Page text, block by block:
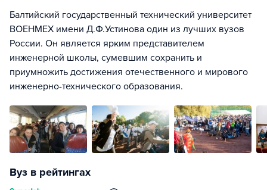
Балтийский государственный технический университет
ВОЕНМЕХ имени Д.Ф.Устинова один из лучших вузов
России. Он является ярким представителем
инженерной школы, сумевшим сохранить и
приумножить достижения отечественного и мирового
инженерно-технического образования.
Вуз в рейтингах